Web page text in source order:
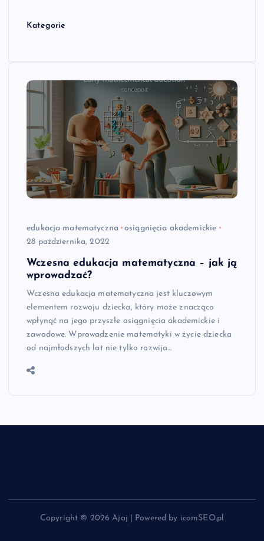
Kategorie
edukacja matematyczna
osiągnięcia akademickie
28 października, 2022
Wczesna edukacja matematyczna – jak ją
wprowadzać?
Wczesna edukacja matematyczna jest kluczowym
elementem rozwoju dziecka, który może znacząco
wpłynąć na jego przyszłe osiągnięcia akademickie i
zawodowe. Wprowadzenie matematyki w życie dziecka
od najmłodszych lat nie tylko rozwija…
Copyright © 2026 Ajaj | Powered by icomSEO.pl